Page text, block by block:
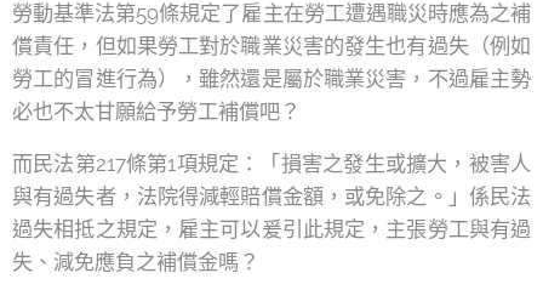
勞動基準法第59條規定了雇主在勞工遭遇職災時應為之補
償責任，但如果勞工對於職業災害的發生也有過失（例如
勞工的冒進行為），雖然還是屬於職業災害，不過雇主勢
必也不太甘願給予勞工補償吧？
而民法第217條第1項規定：「損害之發生或擴大，被害人
與有過失者，法院得減輕賠償金額，或免除之。」係民法
過失相抵之規定，雇主可以爰引此規定，主張勞工與有過
失、減免應負之補償金嗎？